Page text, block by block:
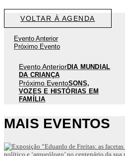
VOLTAR À AGENDA
Evento Anterior
Próximo Evento
Evento AnteriorDIA MUNDIAL
DA CRIANÇA
Próximo EventoSONS,
VOZES E HISTÓRIAS EM
FAMÍLIA
MAIS EVENTOS